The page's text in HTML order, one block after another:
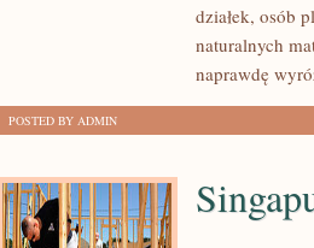
działek, osób
naturalnych
naprawdę
POSTED BY ADMIN